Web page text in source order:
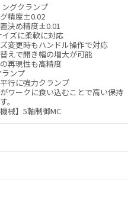
グクランプ
精度±0.02
決め精度±0.01
ズに柔軟に対応
変更時もハンドル操作で対応
えで開き幅の増大が可能
再現性も高精度
ンプ
行に強力クランプ
ワークに食い込むことで高い保持
。
械】5軸制御MC